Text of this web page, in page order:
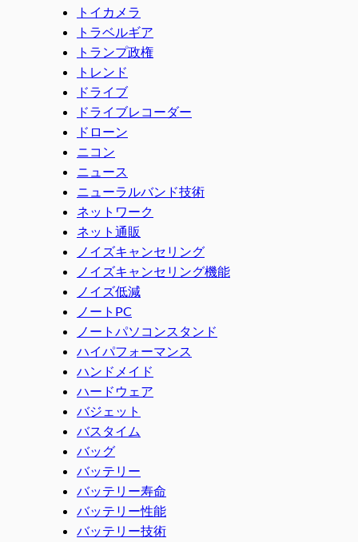
トイカメラ
トラベルギア
トランプ政権
トレンド
ドライブ
ドライブレコーダー
ドローン
ニコン
ニュース
ニューラルバンド技術
ネットワーク
ネット通販
ノイズキャンセリング
ノイズキャンセリング機能
ノイズ低減
ノートPC
ノートパソコンスタンド
ハイパフォーマンス
ハンドメイド
ハードウェア
バジェット
バスタイム
バッグ
バッテリー
バッテリー寿命
バッテリー性能
バッテリー技術